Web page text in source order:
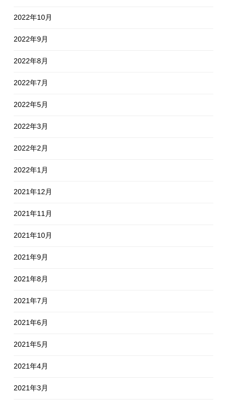
2022年10月
2022年9月
2022年8月
2022年7月
2022年5月
2022年3月
2022年2月
2022年1月
2021年12月
2021年11月
2021年10月
2021年9月
2021年8月
2021年7月
2021年6月
2021年5月
2021年4月
2021年3月